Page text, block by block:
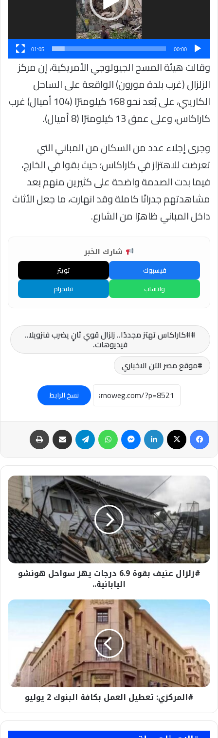
00:00
01:05
وقالت هيئة المسح الجيولوجي الأمريكية، إن مركز
الزلزال (غرب بلدة مورون) الواقعة على الساحل
الكاريبي، على بُعد نحو 168 كيلومترًا (104 أميال) غرب
كاراكاس، وعلى عمق 13 كيلومترًا (8 أميال).
وجرى إجلاء عدد من السكان من المباني التي
تعرضت للاهتزاز في كاراكاس؛ حيث بقوا في الخارج،
فيما بدت الصدمة واضحة على كثيرين منهم بعد
مشاهدتهم جدرانًا كاملة وقد انهارت، ما جعل الأثاث
داخل المباني ظاهرًا من الشارع.
شارك الخبر
فيسبوك
تويتر
واتساب
تيليجرام
#كاراكاس تهتز مجددًا.. زلزال قوي ثانٍ يضرب فنزويلا..
فيديوهات.
موقع مصر الآن الاخباري
نسخ الرابط
فيسبوك لينكدإن ماسنجر واتساب تيلقرام مشاركة عبر البريد
#زلزال
بقوة
6.9
درجات
يهز
سواحل
هونشو
اليابانية..
#زلزال عنيف بقوة 6.9 درجات يهز سواحل هونشو
اليابانية..
#المركزي:
يوليو
#المركزي: تعطيل العمل بكافة البنوك 2 يوليو